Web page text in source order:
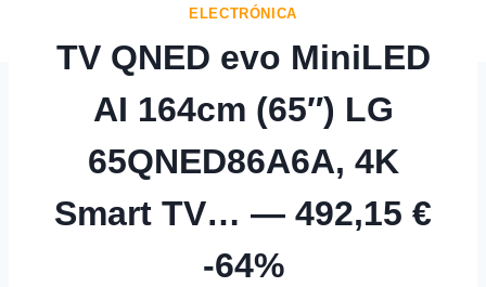
ELECTRÓNICA
TV QNED evo MiniLED
AI 164cm (65″) LG
65QNED86A6A, 4K
Smart TV… — 492,15 €
-64%